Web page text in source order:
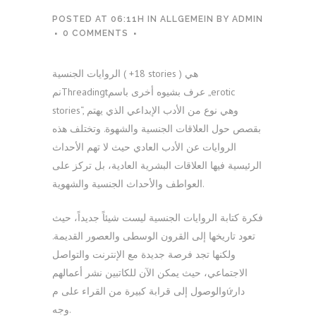
POSTED AT 06:11H IN ALLGEMEIN BY ADMIN
0 COMMENTS
الروايات الجنسية ( +18 stories ) هي
نمThreadingtعرف بشيوه أخرى باسم „erotic
stories“, وهي نوع من الأدب الإبداعي الذي يهتم
بقصص حول العلاقات الجنسية والشهوة. وتختلف هذه
الروايات عن الأدب العادي حيث لا تهم الأحداث
الرئيسية فيها العلاقات البشرية العادية، بل تركز على
العواطف والأحداث الجنسية والشهوية.
فكرة كتابة الروايات الجنسية ليست شيئاً جديداً، حيث
تعود تاريخها إلى القرون الوسطى والعصور القديمة.
ولكنها تجد فرصة جديدة مع الإنترنت والتواصل
الاجتماعي، حيث يمكن الآن للكاتبين نشر أعمالهم
والوصول إلى قرابة كبيرة من القراء على مứدار
وجه.